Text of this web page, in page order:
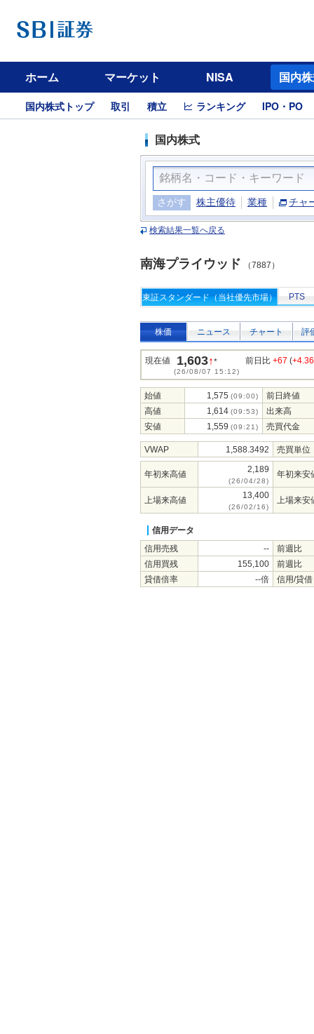
ホーム マーケット NISA 国内
国内株式トップ 取引 積立 ランキング IPO・PO
国内株式
さがす 株主優待 業種 チャ
検索結果一覧へ戻る
南海プライウッド （7887）
東証スタンダード（当社優先市場） PTS
株価 ニュース チャート 評
現在値 1,603↑*
(26/08/07 15:12)
前日比 +67 (
始値 1,575 (09:00)
前日終値
高値
1,614 (09:53)
出来高
安値
1,559 (09:21) 売買代金
VWAP 1,588.3492 売買単位
年初来高値 2,189
(26/04/28)
年初来安
上場来高値 13,400
(26/02/16)
上場来安
信用データ
信用売残
--
前週比
信用買残
155,100
前週比
貸借倍率
--倍 信用/貸借